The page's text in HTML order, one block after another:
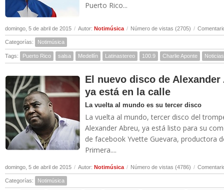
Puerto Rico...
domingo, 5 de abril de 2015 / Autor: Notimúsica / Número de vistas (2705) /
Categorías: Notimúsica
Tags: Puerto Rico salsa Medellín Latinastereo 100.9 Charlie Aponte
El nuevo disco de
ya está en la calle
La vuelta al mundo es su tercer disco
La vuelta al mundo, tercer disco del
Alexander Abreu, ya está listo para su
de facebook Yvette Guevara, productora
Primera....
domingo, 5 de abril de 2015 / Autor: Notimúsica / Número de vistas (4786) /
Categorías: Notimúsica